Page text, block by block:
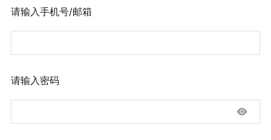
请输入手机号/邮箱
请输入密码